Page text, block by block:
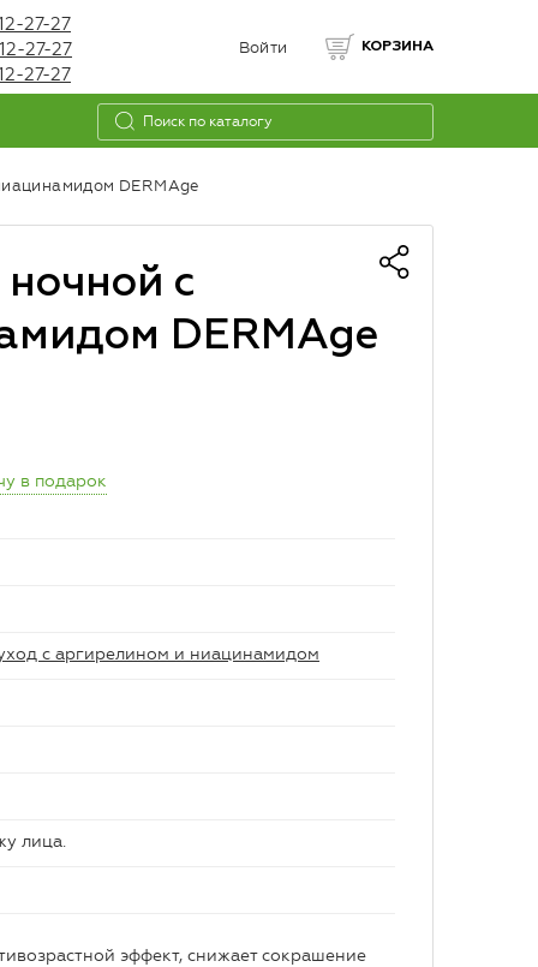
27-27
27-27
27-27
Войти КОРЗИНА
DERMAge
с
DERMAge
в подарок
с аргирелином и ниацинамидом
лица.
эффект, снижает сокрашение